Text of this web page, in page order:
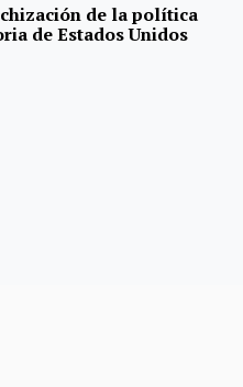
de la política
de Estados Unidos